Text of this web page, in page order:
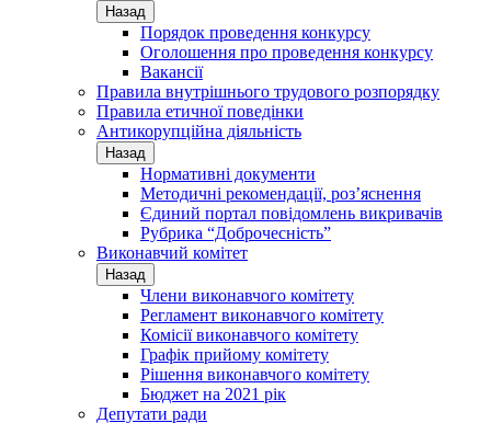
Назад
Порядок проведення конкурсу
Оголошення про проведення конкурсу
Вакансії
Правила внутрішнього трудового розпорядку
Правила етичної поведінки
Антикорупційна діяльність
Назад
Нормативні документи
Методичні рекомендації, роз’яснення
Єдиний портал повідомлень викривачів
Рубрика “Доброчесність”
Виконавчий комітет
Назад
Члени виконавчого комітету
Регламент виконавчого комітету
Комісії виконавчого комітету
Графік прийому комітету
Рішення виконавчого комітету
Бюджет на 2021 рік
Депутати ради